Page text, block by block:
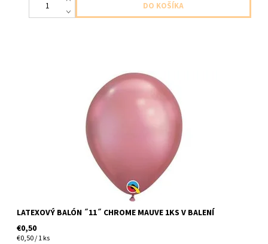
latexový balón ,,11,, chromova fialova 1ks v balení velkosť cca
do 30cm dodavame nenafukane
LATEXOVÝ BALÓN ˝11˝ CHROME MAUVE 1KS V BALENÍ
€0,50
€0,50 / 1 ks